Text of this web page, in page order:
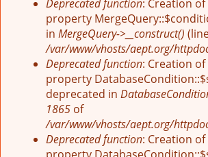
Deprecated function: Creation
property
in MergeQuery->__construct()
/var/www/vhosts/aept.org/
Deprecated function: Creation
property
deprecated in
1865 of
/var/www/vhosts/aept.org/
Deprecated function: Creation